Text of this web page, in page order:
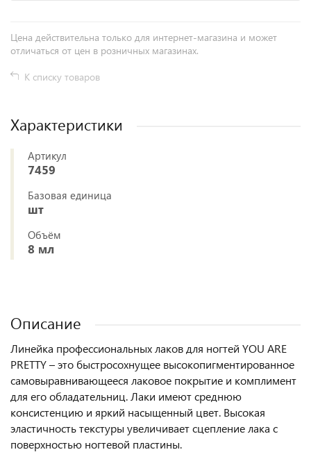
Цена действительна только для интернет-магазина и может
отличаться от цен в розничных магазинах.
К списку товаров
Характеристики
Артикул
7459
Базовая единица
шт
Объём
8 мл
Описание
Линейка профессиональных лаков для ногтей YOU ARE
PRETTY – это быстросохнущее высокопигментированное
самовыравнивающееся лаковое покрытие и комплимент
для его обладательниц. Лаки имеют среднюю
консистенцию и яркий насыщенный цвет. Высокая
эластичность текстуры увеличивает сцепление лака с
поверхностью ногтевой пластины.